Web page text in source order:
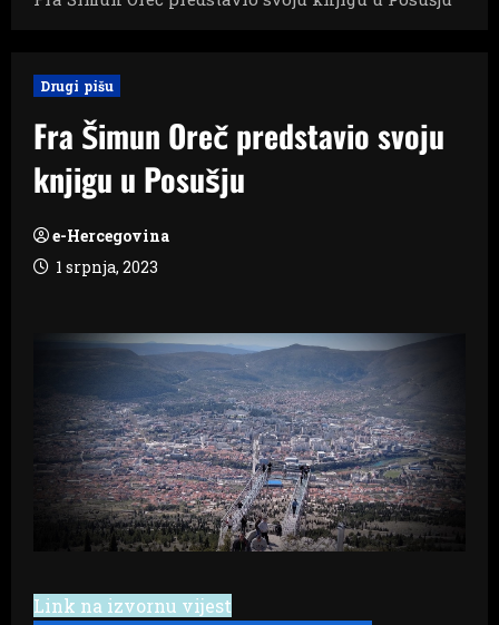
Drugi pišu
Fra Šimun Oreč predstavio svoju
knjigu u Posušju
e-Hercegovina
1 srpnja, 2023
Link na izvornu vijest